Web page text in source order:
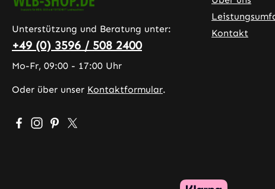
Unterstützung und Beratung unter:
+49 (0) 3596 / 508 2400
Mo-Fr, 09:00 - 17:00 Uhr
Oder über unser Kontaktformular.
Besuche uns auf Facebook – öffnet in neuem Tab
Schau auf Instagram vorbei – öffnet in neuem Tab
Lass dich auf Pinterest inspirieren – öffnet in
Folge uns auf X – öffnet in neuem Tab
Kontakt